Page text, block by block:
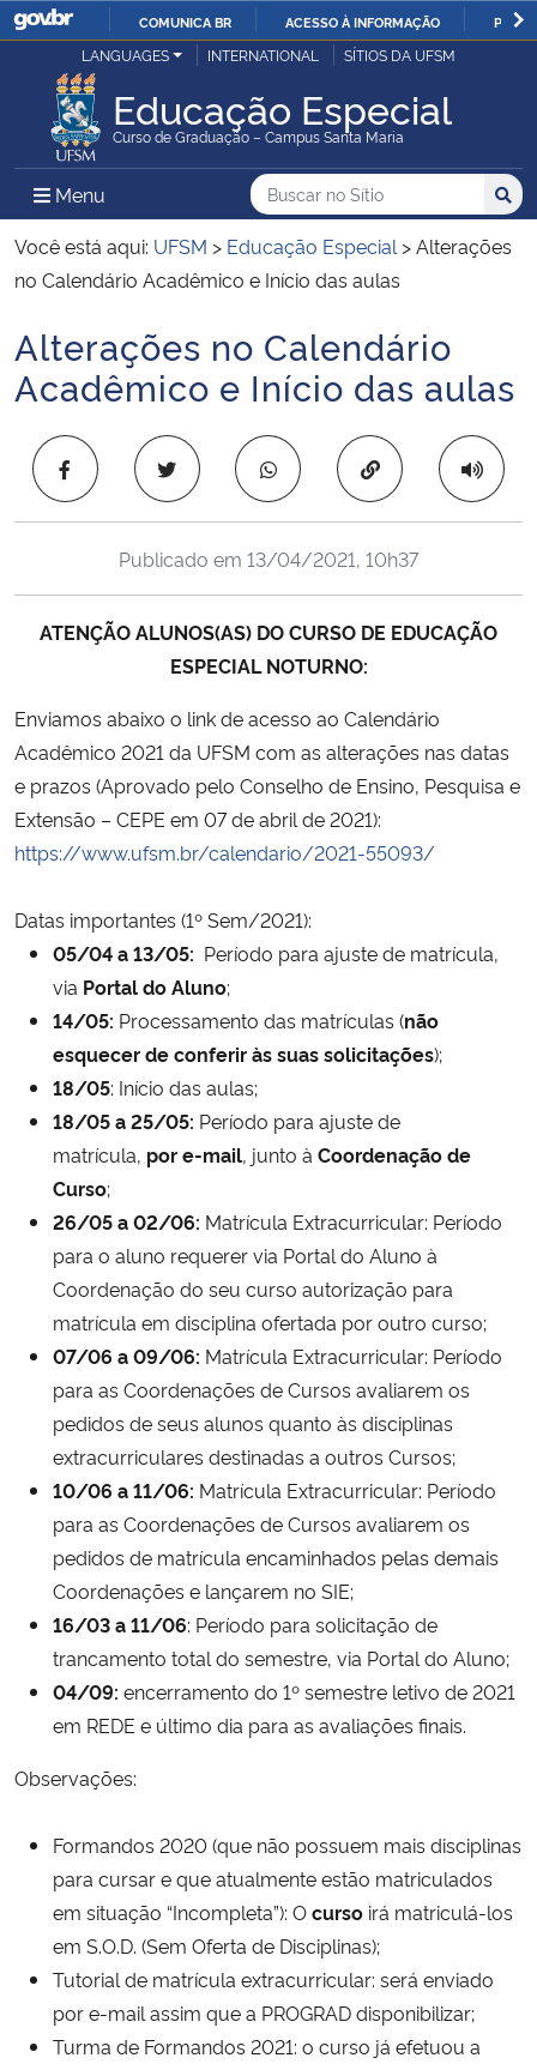
IR
O
COMUNICA BR ACESSO À INFORMAÇÃO
Ministério da Justiça e Segurança Pública
Ministério da Defesa
Ministério das Relações Exteriores
Ministério da Infraestrutura
Ministério da Educação
Ministério da Cidadania
Ministério da Saúde
Ministério da Ciência, Tecnologia, Inovações e Comunicações
Ministério do Meio Ambiente
Ministério do Desenvolvimento Regional
Controladoria-Geral da União
Ministério da Mulher, da Família e dos Direitos Humanos
Secretaria-Geral
Secretaria de Governo
Gabinete de Segurança Institucional
Advocacia-Geral da União
Banco Central do Brasil
LANGUAGES INTERNATIONAL SÍTIOS DA UFSM
Educação Especial
Curso de Graduação – Campus Santa Maria
Menu Menu Principal do Sítio
Busca
Buscar no no Sítio
Busca:
Você está aqui: UFSM > Educação Especial >Alterações
no Calendário Acadêmico e Início das aulas
Início do conteúdo
Alterações no Calendário
Acadêmico e Início das aulas
Copiar para área
Publicado em 13/04/2021, 10h37
ATENÇÃO ALUNOS(AS) DO CURSO DE EDUCAÇÃO
ESPECIAL NOTURNO:
Enviamos abaixo o link de acesso ao Calendário
Acadêmico 2021 da UFSM com as alterações nas datas
e prazos (Aprovado pelo Conselho de Ensino, Pesquisa e
Extensão – CEPE em 07 de abril de 2021):
https://www.ufsm.br/calendario/2021-55093/
Datas importantes (1º Sem/2021):
05/04 a 13/05: Período para ajuste de matrícula,
via Portal do Aluno;
14/05: Processamento das matrículas (não
esquecer de conferir às suas solicitações);
18/05: Início das aulas;
18/05 a 25/05: Período para ajuste de
matrícula, por e-mail, junto à Coordenação de
Curso;
26/05 a 02/06: Matrícula Extracurricular: Período
para o aluno requerer via Portal do Aluno à
Coordenação do seu curso autorização para
matrícula em disciplina ofertada por outro curso;
07/06 a 09/06: Matrícula Extracurricular: Período
para as Coordenações de Cursos avaliarem os
pedidos de seus alunos quanto às disciplinas
extracurriculares destinadas a outros Cursos;
10/06 a 11/06: Matrícula Extracurricular: Período
para as Coordenações de Cursos avaliarem os
pedidos de matrícula encaminhados pelas demais
Coordenações e lançarem no SIE;
16/03 a 11/06: Período para solicitação de
trancamento total do semestre, via Portal do Aluno;
04/09: encerramento do 1º semestre letivo de 2021
em REDE e último dia para as avaliações finais.
Observações:
Formandos 2020 (que não possuem mais disciplinas
para cursar e que atualmente estão matriculados
em situação “Incompleta”): Ocurso irá matriculá-los
em S.O.D. (Sem Oferta de Disciplinas);
Tutorial de matrícula extracurricular: será enviado
por e-mail assim que a PROGRAD disponibilizar;
Turma de Formandos 2021: o curso já efetuou a